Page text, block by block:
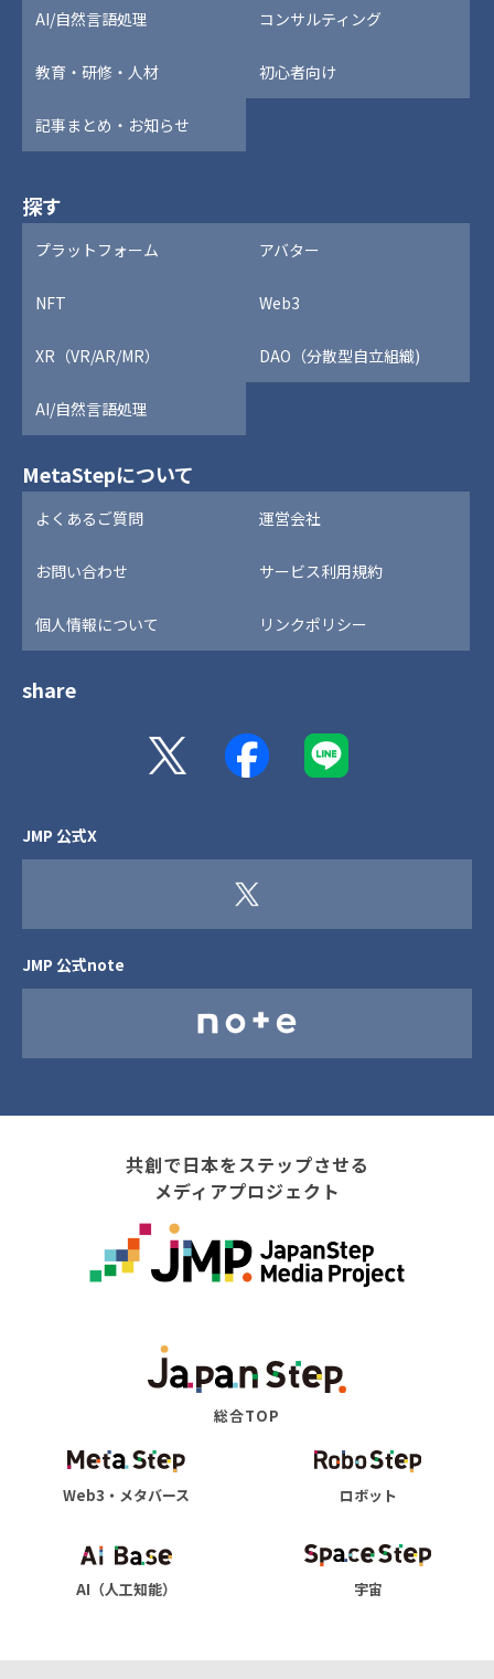
AI/自然言語処理 コンサルティング
教育・研修・人材 初心者向け
記事まとめ・お知らせ
探す
プラットフォーム アバター
NFT Web3
XR（VR/AR/MR） DAO（分散型自立組織)
AI/自然言語処理
MetaStepについて
よくあるご質問 運営会社
お問い合わせ サービス利用規約
個人情報について リンクポリシー
share
JMP 公式X
JMP 公式note
共創で日本をステップさせる
メディアプロジェクト
総合TOP
Web3・メタバース ロボット
AI（人工知能） 宇宙